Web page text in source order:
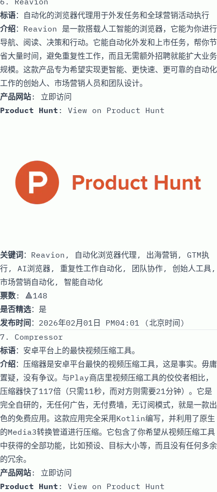
标语：自动化的浏览器代理用于外发任务和全球营销活动执行
介绍：Reavion 是一款搭载人工智能的浏览器，它能为你进行
导航、阅读、决策和行动。它能自动化外发和上市任务，帮你节
省大量时间，避免重复性工作，而且无需额外招聘就能扩大业务
规模。这款产品专为希望实现更智能、更快速、更可靠的自动化
工作的创始人、市场营销人员和团队设计。
产品网站: 立即访问
Product Hunt : View on Product Hunt
关键词 ：Reavion, 自动化浏览器代理, 出海营销, GTM执
行, AI浏览器, 重复性工作自动化, 团队协作, 创始人工具,
市场营销自动化, 智能自动化
票数: 🔺148
是否精选：是
发布时间 ：2026年02月01日 PM04:01 (北京时间)
7. Compressor
标语：安卓平台上的最快视频压缩工具。
介绍：压缩器是安卓平台最快的视频压缩工具，这是事实。毋庸
置疑，没有争议。与Play商店里视频压缩工具的佼佼者相比，
压缩器快了117倍（只需11秒，而对方则需要21分钟）。它是
完全自研的，无任何广告，无付费墙，无订阅模式，就是一款出
色的免费应用。这款应用完全采用Kotlin编写，并利用了原生
的Media3转换管道进行压缩。它包含了你希望从视频压缩工具
中获得的全部功能，比如预设、目标大小等，而且没有任何多余
的冗余。
产品网站: 立即访问
Product Hunt : View on Product Hunt